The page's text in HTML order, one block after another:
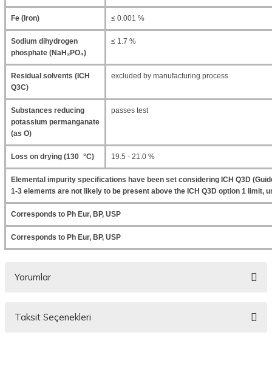
Fe (Iron) ≤ 0.001 %
Sodium dihydrogen
phosphate (NaH₂PO₄)
≤ 1.7 %
Residual solvents (ICH
Q3C)
excluded by manufacturing process
Substances reducing
potassium permanganate
(as O)
passes test
Loss on drying (130 °C) 19.5 - 21.0 %
Elemental impurity specifications have been set considering ICH Q3D
1-3 elements are not likely to be present above the ICH Q3D option 1 limit,
Corresponds to Ph Eur, BP, USP
Corresponds to Ph Eur, BP, USP
Yorumlar
Taksit Seçenekleri